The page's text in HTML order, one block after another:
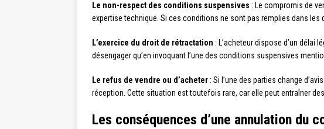
Le non-respect des conditions suspensives : Le compromis de
expertise technique. Si ces conditions ne sont pas remplies dans les
L’exercice du droit de rétractation : L’acheteur dispose d’un délai
désengager qu’en invoquant l’une des conditions suspensives
Le refus de vendre ou d’acheter : Si l’une des parties change
réception. Cette situation est toutefois rare, car elle peut entraîner
Les conséquences d’une annulation du